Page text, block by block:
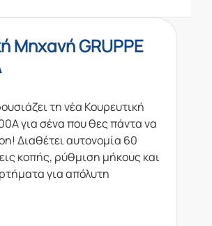
Μηχανή GRUPPE
τη νέα Κουρευτική
για σένα που θες πάντα να
Διαθέτει αυτονομία 60
κοπής, ρύθμιση μήκους και
για απόλυτη